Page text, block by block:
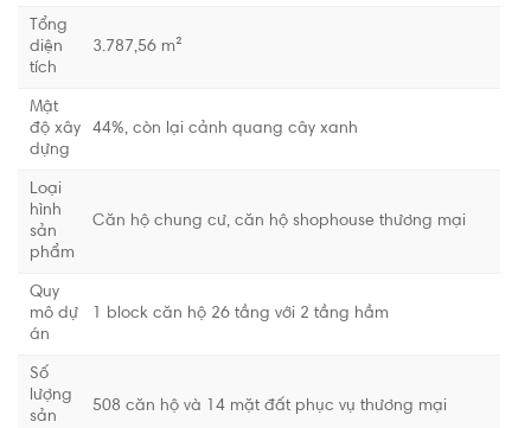
Tổng
diện
tích
3.787,56 m²
Mật
độ xây
dựng
44%, còn lại cảnh quang cây xanh
Loại
hình
sản
phẩm
Căn hộ chung cư, căn hộ shophouse thương mại
Quy
mô dự
án
1 block căn hộ 26 tầng với 2 tầng hầm
Số
lượng
sản
508 căn hộ và 14 mặt đất phục vụ thương mại